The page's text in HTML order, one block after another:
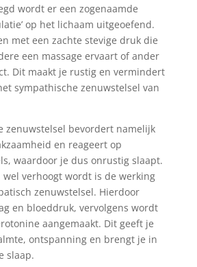
wordt er een zogenaamde
op het lichaam uitgeoefend.
met een zachte stevige druk die
een massage ervaart of ander
Dit maakt je rustig en vermindert
sympathische zenuwstelsel van
zenuwstelsel bevordert namelijk
en reageert op
waardoor je dus onrustig slaapt.
wel verhoogt wordt is de werking
zenuwstelsel. Hierdoor
en bloeddruk, vervolgens wordt
aangemaakt. Dit geeft je
ontspanning en brengt je in
slaap.